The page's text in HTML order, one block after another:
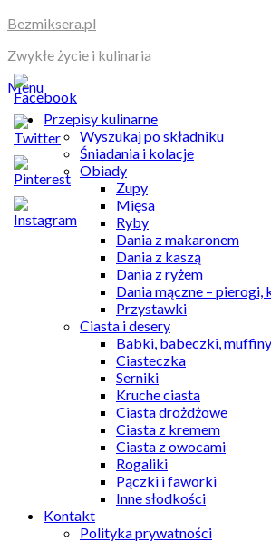
Skip
content
Bezmiksera.pl
Zwykłe życie i kulinaria
Menu
Przepisy kulinarne
Wyszukaj po składniku
Śniadania i kolacje
Obiady
Zupy
Mięsa
Ryby
Dania z makaronem
Dania z kaszą
Dania z ryżem
Dania mączne – pierogi,
Przystawki
Ciasta i desery
Babki, babeczki, muffiny
Ciasteczka
Serniki
Kruche ciasta
Ciasta drożdżowe
Ciasta z kremem
Ciasta z owocami
Rogaliki
Pączki i faworki
Inne słodkości
Kontakt
Polityka prywatności